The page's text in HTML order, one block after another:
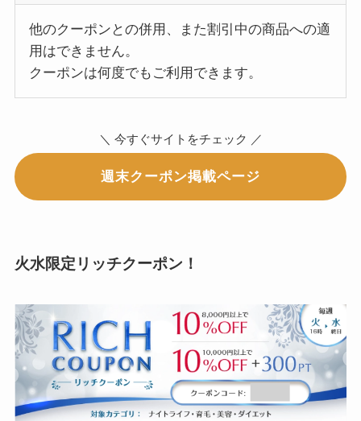
他のクーポンとの併用、また割引中の商品への適
用はできません。
クーポンは何度でもご利用できます。
＼ 今すぐサイトをチェック ／
週末クーポン掲載ページ
火水限定リッチクーポン！